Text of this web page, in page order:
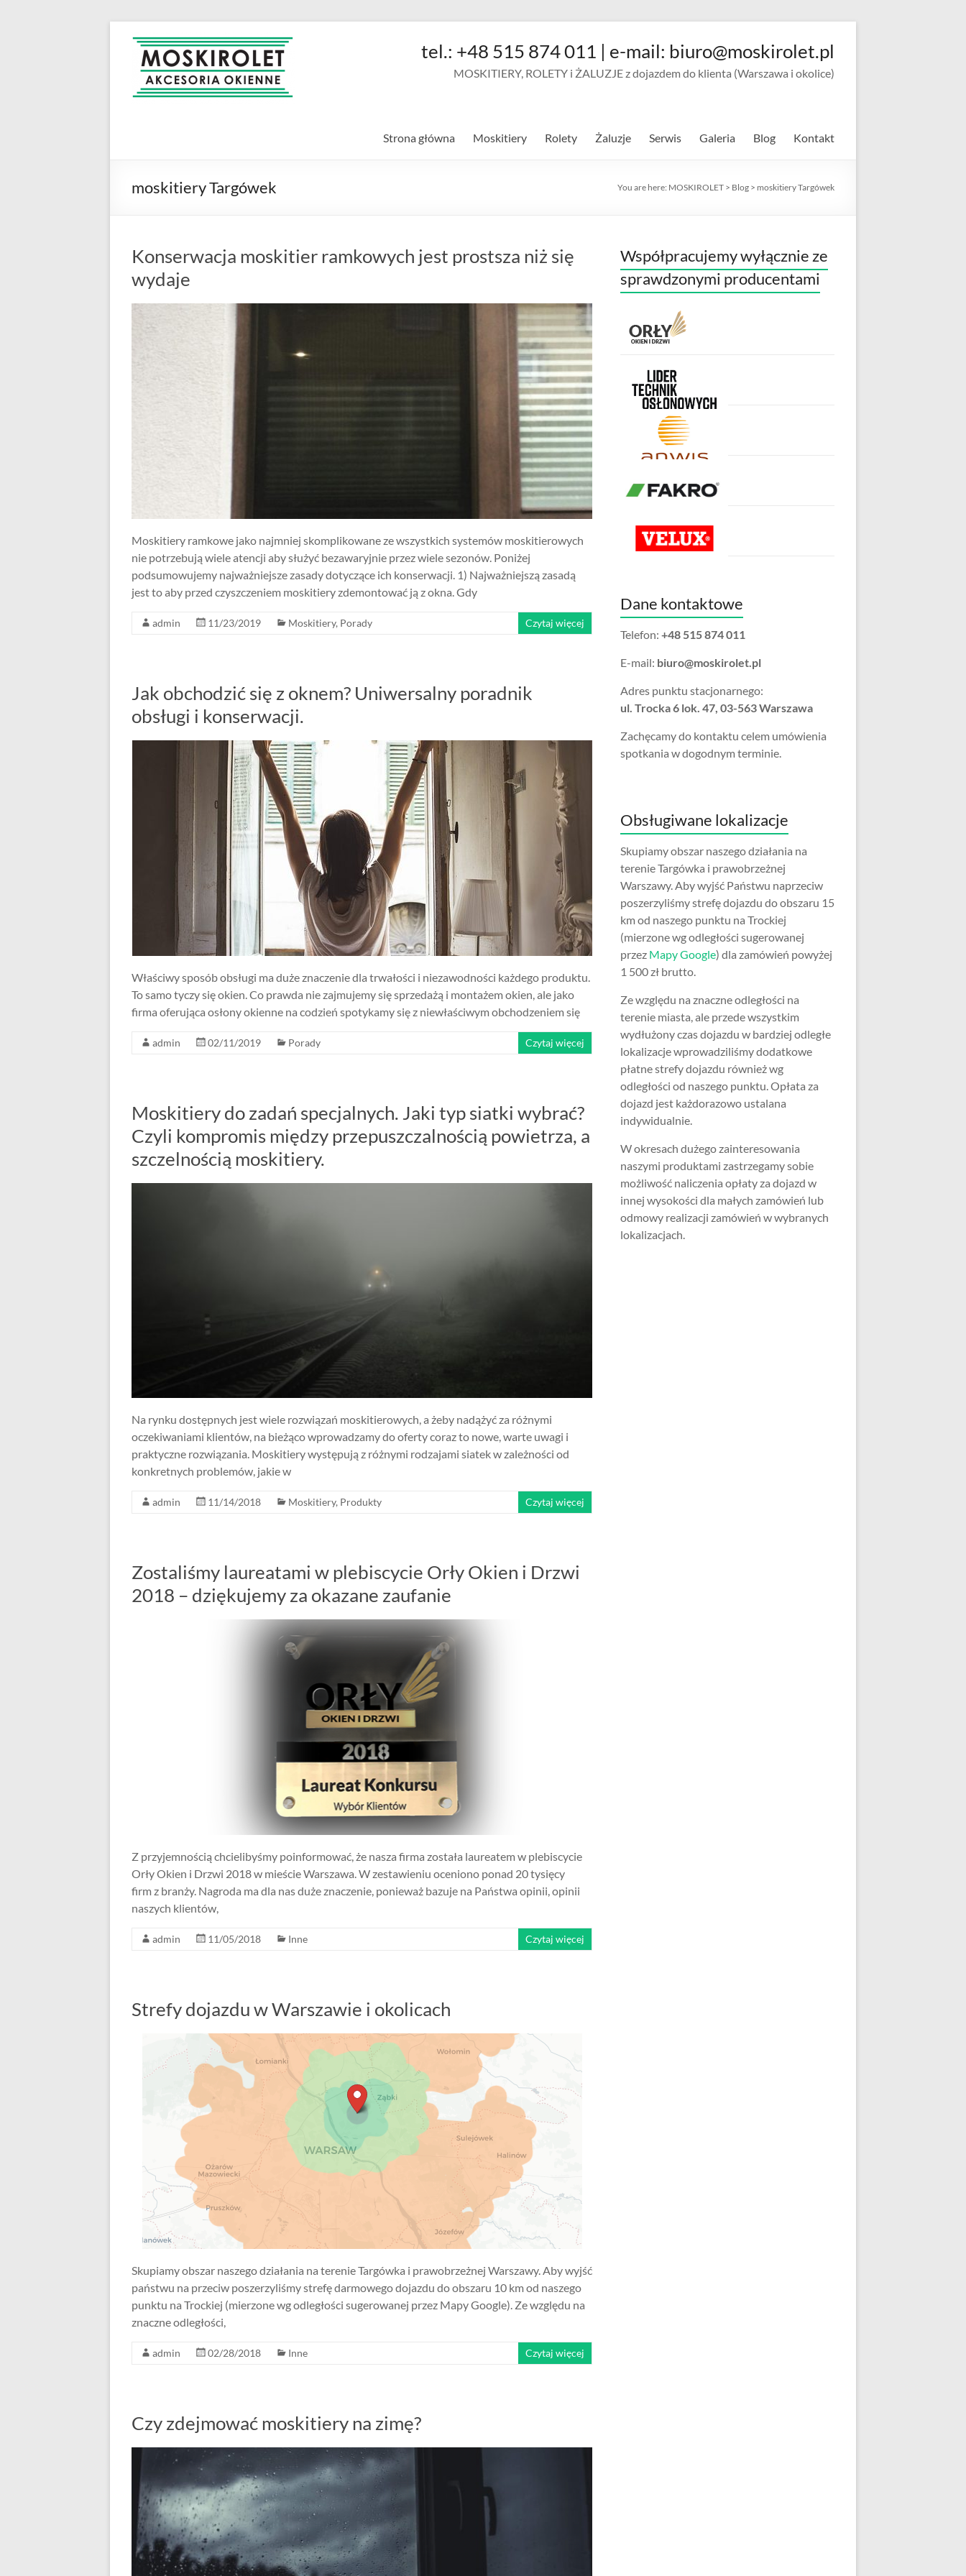
contentMOSKIROLET
siatki na
owady |
moskitiery
okienne |
drzwiowe
tel.: +48 515 874 011 | e-mail: biuro@moskirolet.pl
MOSKITIERY, ROLETY i ŻALUZJE z dojazdem do klienta (Warszawa i okolice)
Strona główna Moskitiery Rolety Żaluzje Serwis Galeria Blog Kontakt
moskitiery Targówek You are here: MOSKIROLET > Blog > moskitiery Targówek
Konserwacja moskitier ramkowych jest prostsza niż się
wydaje
Moskitiery ramkowe jako najmniej skomplikowane ze wszystkich systemów moskitierowych
nie potrzebują wiele atencji aby służyć bezawaryjnie przez wiele sezonów. Poniżej
podsumowujemy najważniejsze zasady dotyczące ich konserwacji. 1) Najważniejszą zasadą
jest to aby przed czyszczeniem moskitiery zdemontować ją z okna. Gdy
admin 11/23/2019 Moskitiery, Porady Czytaj więcej
Jak obchodzić się z oknem? Uniwersalny poradnik
obsługi i konserwacji.
Właściwy sposób obsługi ma duże znaczenie dla trwałości i niezawodności każdego produktu.
To samo tyczy się okien. Co prawda nie zajmujemy się sprzedażą i montażem okien, ale jako
firma oferująca osłony okienne na codzień spotykamy się z niewłaściwym obchodzeniem się
admin 02/11/2019 Porady Czytaj więcej
Moskitiery do zadań specjalnych. Jaki typ siatki wybrać?
Czyli kompromis między przepuszczalnością powietrza, a
szczelnością moskitiery.
Na rynku dostępnych jest wiele rozwiązań moskitierowych, a żeby nadążyć za różnymi
oczekiwaniami klientów, na bieżąco wprowadzamy do oferty coraz to nowe, warte uwagi i
praktyczne rozwiązania. Moskitiery występują z różnymi rodzajami siatek w zależności od
konkretnych problemów, jakie w
admin 11/14/2018 Moskitiery, Produkty Czytaj więcej
Zostaliśmy laureatami w plebiscycie Orły Okien i Drzwi
2018 – dziękujemy za okazane zaufanie
Z przyjemnością chcielibyśmy poinformować, że nasza firma została laureatem w plebiscycie
Orły Okien i Drzwi 2018 w mieście Warszawa. W zestawieniu oceniono ponad 20 tysięcy
firm z branży. Nagroda ma dla nas duże znaczenie, ponieważ bazuje na Państwa opinii, opinii
naszych klientów,
admin 11/05/2018 Inne Czytaj więcej
Strefy dojazdu w Warszawie i okolicach
Skupiamy obszar naszego działania na terenie Targówka i prawobrzeżnej Warszawy. Aby wyjść
państwu na przeciw poszerzyliśmy strefę darmowego dojazdu do obszaru 10 km od naszego
punktu na Trockiej (mierzone wg odległości sugerowanej przez Mapy Google). Ze względu na
znaczne odległości,
admin 02/28/2018 Inne Czytaj więcej
Czy zdejmować moskitiery na zimę?
Współpracujemy wyłącznie ze
sprawdzonymi producentami
Dane kontaktowe
Telefon: +48 515 874 011
E-mail: biuro@moskirolet.pl
Adres punktu stacjonarnego:
ul. Trocka 6 lok. 47, 03-563 Warszawa
Zachęcamy do kontaktu celem umówienia
spotkania w dogodnym terminie.
Obsługiwane lokalizacje
Skupiamy obszar naszego działania na
terenie Targówka i prawobrzeżnej
Warszawy. Aby wyjść Państwu naprzeciw
poszerzyliśmy strefę dojazdu do obszaru 15
km od naszego punktu na Trockiej
(mierzone wg odległości sugerowanej
przez Mapy Google) dla zamówień powyżej
1 500 zł brutto.
Ze względu na znaczne odległości na
terenie miasta, ale przede wszystkim
wydłużony czas dojazdu w bardziej odległe
lokalizacje wprowadziliśmy dodatkowe
płatne strefy dojazdu również wg
odległości od naszego punktu. Opłata za
dojazd jest każdorazowo ustalana
indywidualnie.
W okresach dużego zainteresowania
naszymi produktami zastrzegamy sobie
możliwość naliczenia opłaty za dojazd w
innej wysokości dla małych zamówień lub
odmowy realizacji zamówień w wybranych
lokalizacjach.